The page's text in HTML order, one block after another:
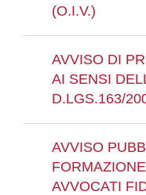
(O.I.V.)
AVVISO DI
AI SENSI
D.LGS.163/
AVVISO
AVVOCATI